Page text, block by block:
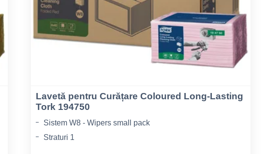
Lavetă pentru Curățare Coloured Long-Lasting
Tork 194750
Sistem W8 - Wipers small pack
Straturi 1